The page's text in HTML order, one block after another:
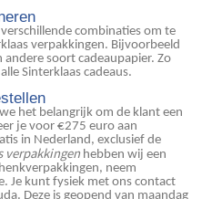
combinaties om te
verpakkingen. Bijvoorbeeld
soort cadeaupapier. Zo
Sinterklaas cadeaus.
het belangrijk om de klant een
je voor €275 euro aan
in Nederland, exclusief de
verpakkingen hebben wij een
neem
Je kunt fysiek met ons contact
Deze is geopend van maandag